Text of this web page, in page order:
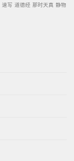
速写 道德经 那时天真 静物